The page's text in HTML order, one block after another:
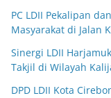
PC LDII Pekalipan
Masyarakat di Jalan
Sinergi LDII
Takjil di Wilayah
DPD LDII Kota